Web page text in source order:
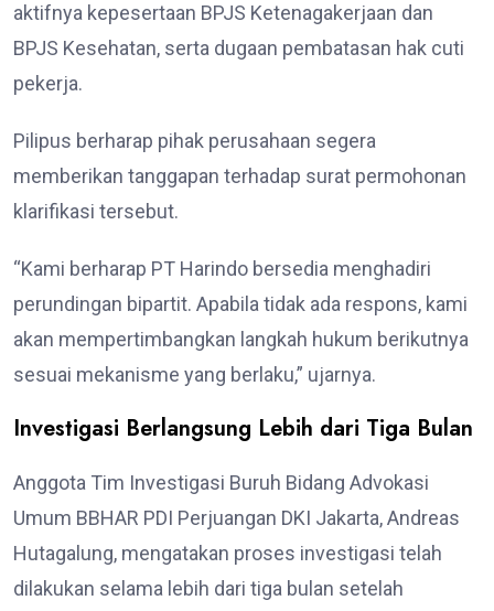
aktifnya kepesertaan BPJS Ketenagakerjaan dan
BPJS Kesehatan, serta dugaan pembatasan hak cuti
pekerja.
Pilipus berharap pihak perusahaan segera
memberikan tanggapan terhadap surat permohonan
klarifikasi tersebut.
“Kami berharap PT Harindo bersedia menghadiri
perundingan bipartit. Apabila tidak ada respons, kami
akan mempertimbangkan langkah hukum berikutnya
sesuai mekanisme yang berlaku,” ujarnya.
Investigasi Berlangsung Lebih dari Tiga Bulan
Anggota Tim Investigasi Buruh Bidang Advokasi
Umum BBHAR PDI Perjuangan DKI Jakarta, Andreas
Hutagalung, mengatakan proses investigasi telah
dilakukan selama lebih dari tiga bulan setelah